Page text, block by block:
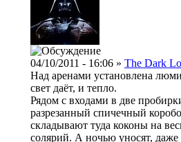
04/10/2011 - 16:06 » The Dark
Над аренами установлена
свет даёт, и тепло.
Рядом с входами в две
разрезанный спичечный
складывают туда коконы на
солярий. А ночью уносят,